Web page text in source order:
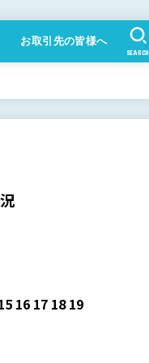
お取引先の皆様へ
SEARCH